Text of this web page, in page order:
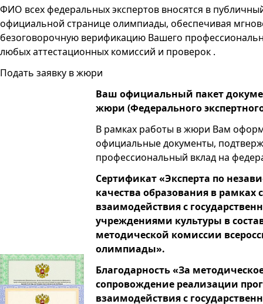
ФИО всех федеральных экспертов вносятся в
официальной странице олимпиады, обеспечивая
безоговорочную верификацию Вашего
любых аттестационных комиссий и проверок .
Подать заявку в жюри
Ваш официальный пакет
жюри (Федерального
В рамках работы в жюри Вам
официальные документы,
профессиональный вклад на
Сертификат «Эксперта по
качества образования в рамках
взаимодействия с
учреждениями культуры в
методической комиссии
олимпиады».
Благодарность «За
сопровождение реализации
взаимодействия с